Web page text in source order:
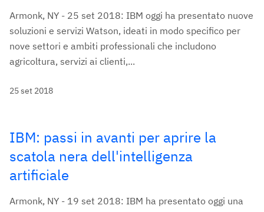
Armonk, NY - 25 set 2018: IBM oggi ha presentato nuove
soluzioni e servizi Watson, ideati in modo specifico per
nove settori e ambiti professionali che includono
agricoltura, servizi ai clienti,...
25 set 2018
IBM: passi in avanti per aprire la
scatola nera dell'intelligenza
artificiale
Armonk, NY - 19 set 2018: IBM ha presentato oggi una